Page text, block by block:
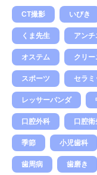
CT撮影 いびき
くま先生 アン
オステム クリ
スポーツ セラミ
レッサーパンダ
口腔外科 口腔衛
季節 小児歯科
歯周病 歯磨き